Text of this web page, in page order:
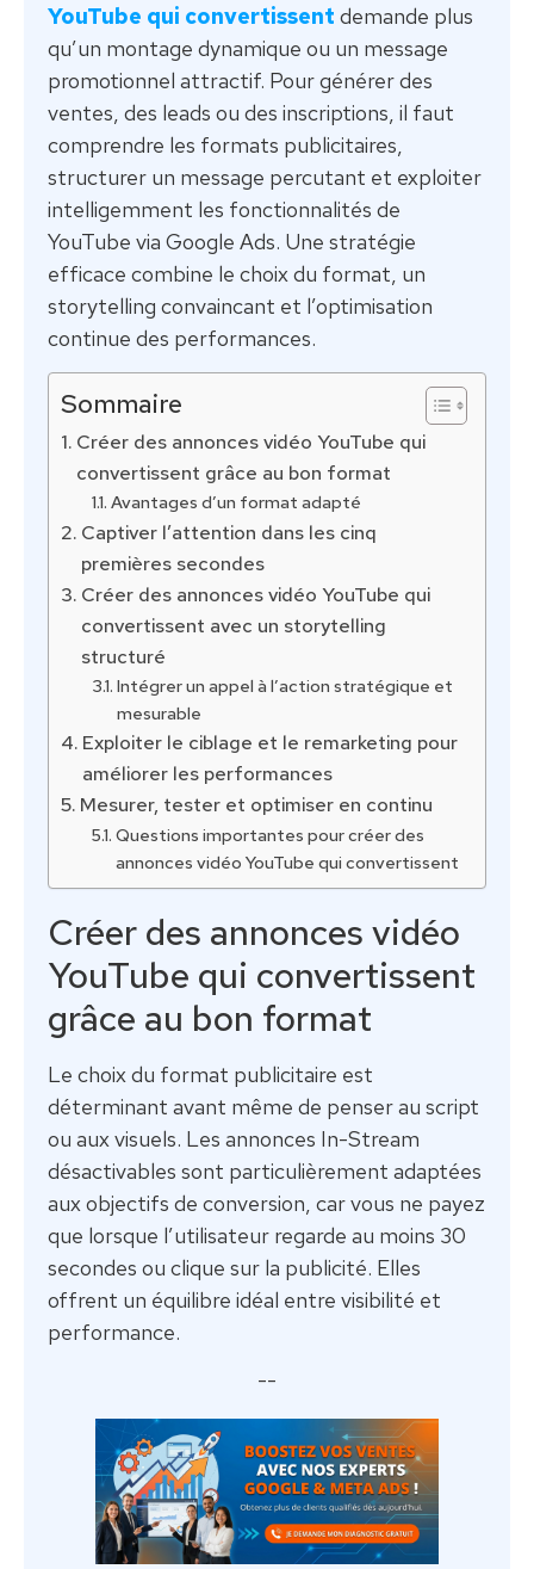
YouTube qui convertissent demande plus
qu’un montage dynamique ou un message
promotionnel attractif. Pour générer des
ventes, des leads ou des inscriptions, il faut
comprendre les formats publicitaires,
structurer un message percutant et exploiter
intelligemment les fonctionnalités de
YouTube via Google Ads. Une stratégie
efficace combine le choix du format, un
storytelling convaincant et l’optimisation
continue des performances.
Sommaire
Créer des annonces vidéo YouTube qui
convertissent grâce au bon format
Avantages d’un format adapté
Captiver l’attention dans les cinq
premières secondes
Créer des annonces vidéo YouTube qui
convertissent avec un storytelling
structuré
Intégrer un appel à l’action stratégique et
mesurable
Exploiter le ciblage et le remarketing pour
améliorer les performances
Mesurer, tester et optimiser en continu
Questions importantes pour créer des
annonces vidéo YouTube qui convertissent
Créer des annonces vidéo
YouTube qui convertissent
grâce au bon format
Le choix du format publicitaire est
déterminant avant même de penser au script
ou aux visuels. Les annonces In-Stream
désactivables sont particulièrement adaptées
aux objectifs de conversion, car vous ne payez
que lorsque l’utilisateur regarde au moins 30
secondes ou clique sur la publicité. Elles
offrent un équilibre idéal entre visibilité et
performance.
--